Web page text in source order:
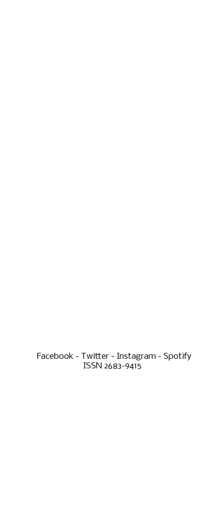
Facebook - Twitter - Instagram - Spotify
ISSN 2683-9415